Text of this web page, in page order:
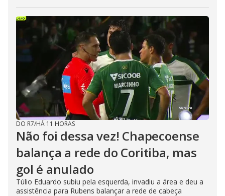
DO R7/HÁ 11 HORAS
Não foi dessa vez! Chapecoense
balança a rede do Coritiba, mas
gol é anulado
Túlio Eduardo subiu pela esquerda, invadiu a área e deu a
assistência para Rubens balançar a rede de cabeça